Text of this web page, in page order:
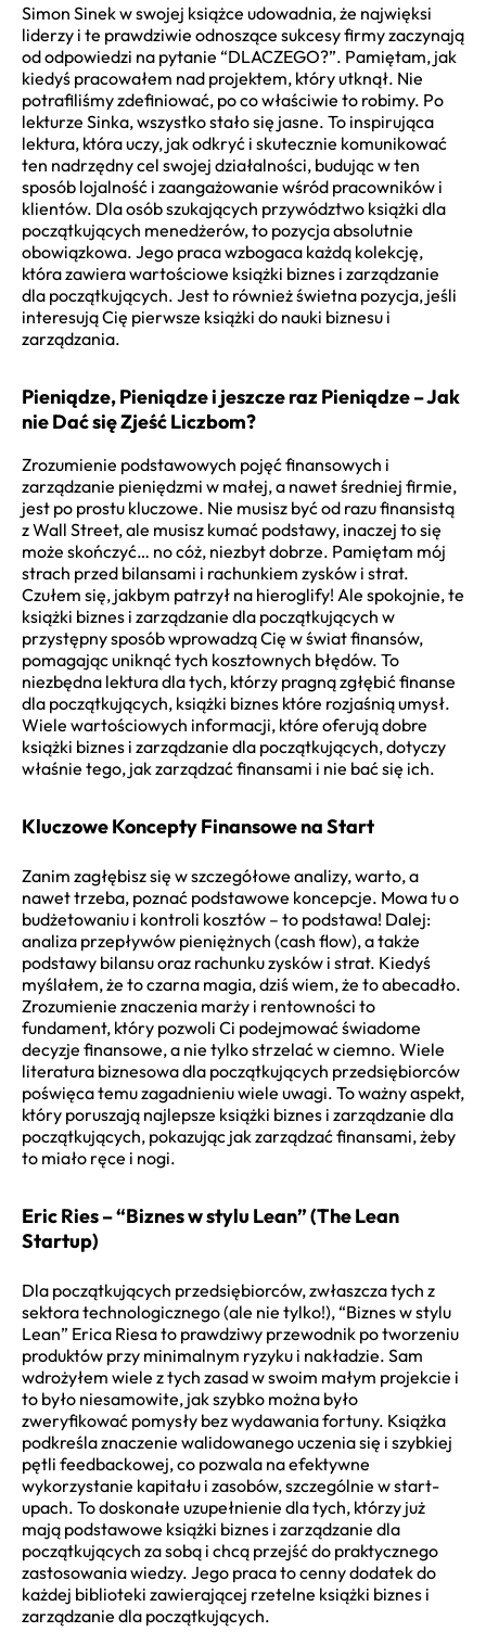
Simon Sinek w swojej książce udowadnia, że najwięksi
liderzy i te prawdziwie odnoszące sukcesy firmy zaczynają
od odpowiedzi na pytanie “DLACZEGO?”. Pamiętam, jak
kiedyś pracowałem nad projektem, który utknął. Nie
potrafiliśmy zdefiniować, po co właściwie to robimy. Po
lekturze Sinka, wszystko stało się jasne. To inspirująca
lektura, która uczy, jak odkryć i skutecznie komunikować
ten nadrzędny cel swojej działalności, budując w ten
sposób lojalność i zaangażowanie wśród pracowników i
klientów. Dla osób szukających przywództwo książki dla
początkujących menedżerów, to pozycja absolutnie
obowiązkowa. Jego praca wzbogaca każdą kolekcję,
która zawiera wartościowe książki biznes i zarządzanie
dla początkujących. Jest to również świetna pozycja, jeśli
interesują Cię pierwsze książki do nauki biznesu i
zarządzania.
Pieniądze, Pieniądze i jeszcze raz Pieniądze – Jak
nie Dać się Zjeść Liczbom?
Zrozumienie podstawowych pojęć finansowych i
zarządzanie pieniędzmi w małej, a nawet średniej firmie,
jest po prostu kluczowe. Nie musisz być od razu finansistą
z Wall Street, ale musisz kumać podstawy, inaczej to się
może skończyć… no cóż, niezbyt dobrze. Pamiętam mój
strach przed bilansami i rachunkiem zysków i strat.
Czułem się, jakbym patrzył na hieroglify! Ale spokojnie, te
książki biznes i zarządzanie dla początkujących w
przystępny sposób wprowadzą Cię w świat finansów,
pomagając uniknąć tych kosztownych błędów. To
niezbędna lektura dla tych, którzy pragną zgłębić finanse
dla początkujących, książki biznes które rozjaśnią umysł.
Wiele wartościowych informacji, które oferują dobre
książki biznes i zarządzanie dla początkujących, dotyczy
właśnie tego, jak zarządzać finansami i nie bać się ich.
Kluczowe Koncepty Finansowe na Start
Zanim zagłębisz się w szczegółowe analizy, warto, a
nawet trzeba, poznać podstawowe koncepcje. Mowa tu o
budżetowaniu i kontroli kosztów – to podstawa! Dalej:
analiza przepływów pieniężnych (cash flow), a także
podstawy bilansu oraz rachunku zysków i strat. Kiedyś
myślałem, że to czarna magia, dziś wiem, że to abecadło.
Zrozumienie znaczenia marży i rentowności to
fundament, który pozwoli Ci podejmować świadome
decyzje finansowe, a nie tylko strzelać w ciemno. Wiele
literatura biznesowa dla początkujących przedsiębiorców
poświęca temu zagadnieniu wiele uwagi. To ważny aspekt,
który poruszają najlepsze książki biznes i zarządzanie dla
początkujących, pokazując jak zarządzać finansami, żeby
to miało ręce i nogi.
Eric Ries – “Biznes w stylu Lean” (The Lean
Startup)
Dla początkujących przedsiębiorców, zwłaszcza tych z
sektora technologicznego (ale nie tylko!), “Biznes w stylu
Lean” Erica Riesa to prawdziwy przewodnik po tworzeniu
produktów przy minimalnym ryzyku i nakładzie. Sam
wdrożyłem wiele z tych zasad w swoim małym projekcie i
to było niesamowite, jak szybko można było
zweryfikować pomysły bez wydawania fortuny. Książka
podkreśla znaczenie walidowanego uczenia się i szybkiej
pętli feedbackowej, co pozwala na efektywne
wykorzystanie kapitału i zasobów, szczególnie w start-
upach. To doskonałe uzupełnienie dla tych, którzy już
mają podstawowe książki biznes i zarządzanie dla
początkujących za sobą i chcą przejść do praktycznego
zastosowania wiedzy. Jego praca to cenny dodatek do
każdej biblioteki zawierającej rzetelne książki biznes i
zarządzanie dla początkujących.